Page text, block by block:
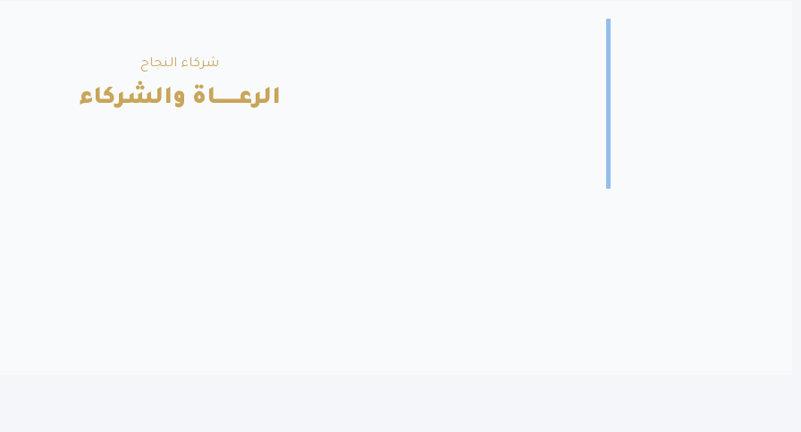
شركاء النجاح
الرعــــــاة والشركاء